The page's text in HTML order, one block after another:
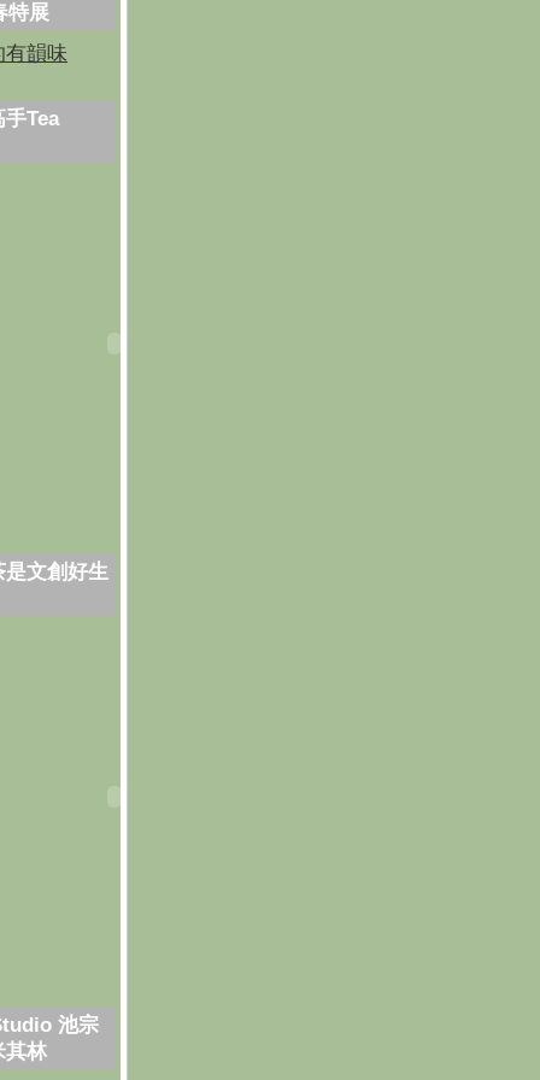
特展
有韻味
Tea
文創好生
池宗
其林